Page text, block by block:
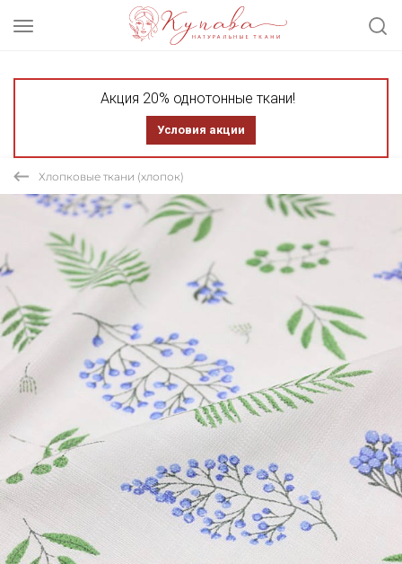
Акция 20% однотонные ткани!
Условия акции
Хлопковые ткани (хлопок)